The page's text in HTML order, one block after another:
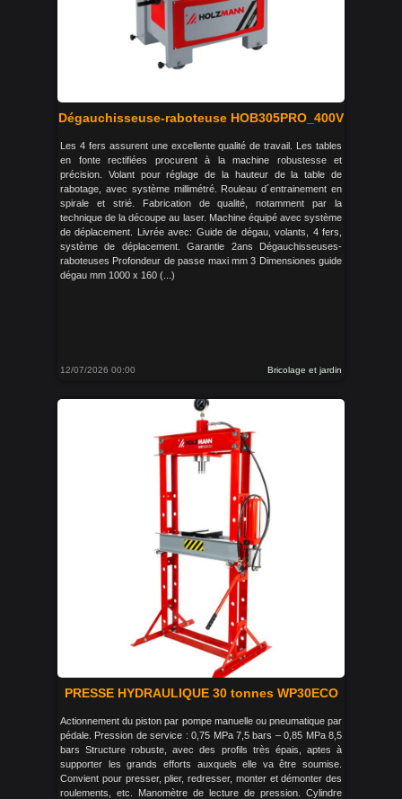
Dégauchisseuse-raboteuse HOB305PRO_400V
Les 4 fers assurent une excellente qualité de travail. Les tables
en fonte rectifiées procurent à la machine robustesse et
précision. Volant pour réglage de la hauteur de la table de
rabotage, avec système millimétré. Rouleau d´entrainement en
spirale et strié. Fabrication de qualité, notamment par la
technique de la découpe au laser. Machine équipé avec système
de déplacement. Livrée avec: Guide de dégau, volants, 4 fers,
système de déplacement. Garantie 2ans Dégauchisseuses-
raboteuses Profondeur de passe maxi mm 3 Dimensiones guide
dégau mm 1000 x 160 (...)
12/07/2026 00:00 Bricolage et jardin
PRESSE HYDRAULIQUE 30 tonnes WP30ECO
Actionnement du piston par pompe manuelle ou pneumatique par
pédale. Pression de service : 0,75 MPa 7,5 bars – 0,85 MPa 8,5
bars Structure robuste, avec des profils très épais, aptes à
supporter les grands efforts auxquels elle va être soumise.
Convient pour presser, plier, redresser, monter et démonter des
roulements, etc. Manomètre de lecture de pression. Cylindre